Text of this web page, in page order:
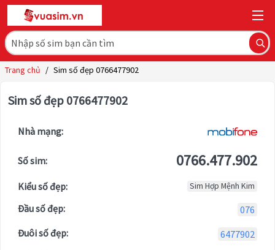
Trang chủ / Sim số đẹp 0766477902
Sim số đẹp 0766477902
Nhà mạng:
Số sim: 0766.477.902
Kiểu số đẹp: Sim Hợp Mệnh Kim
Đầu số đẹp:
076
Đuôi số đẹp:
6477902